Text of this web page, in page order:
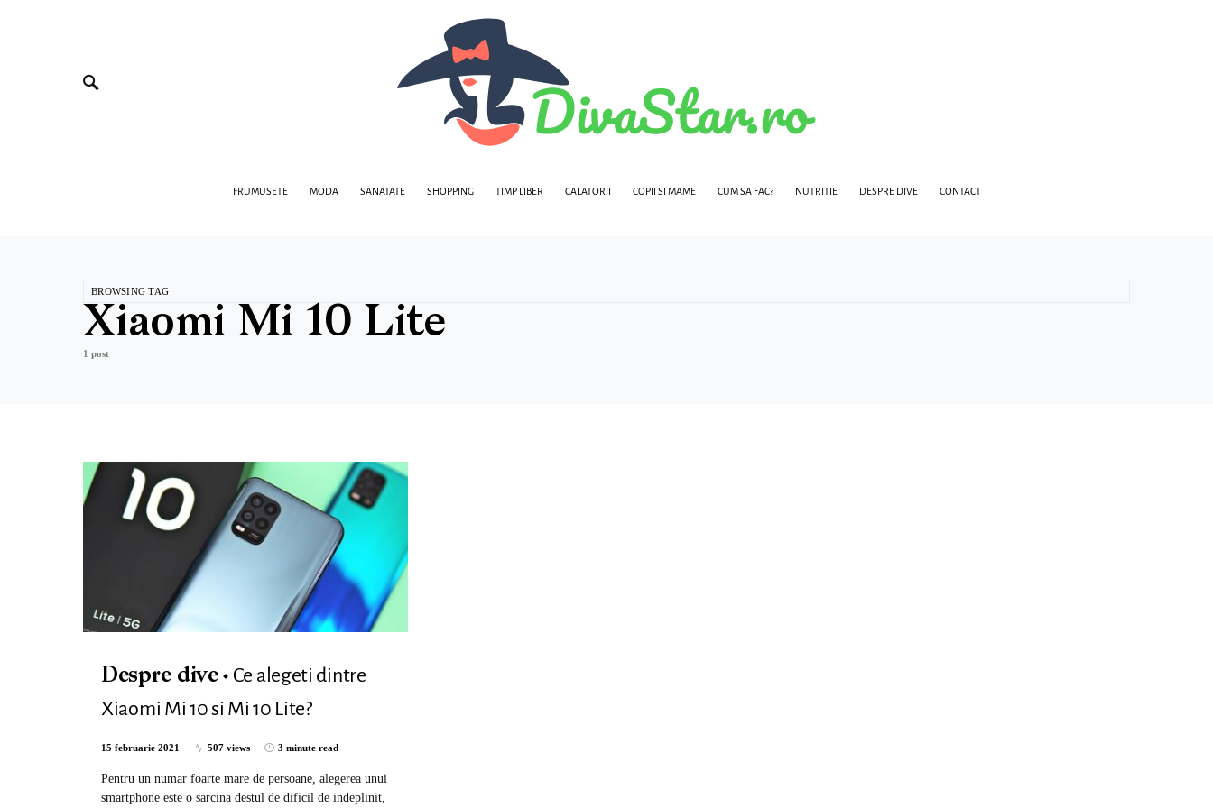
FRUMUSETE MODA SANATATE SHOPPING TIMP LIBER CALATORII COPII SI MAME CUM SA FAC? NUTRITIE DESPRE DIVE CONTACT
BROWSING TAG
Xiaomi Mi 10 Lite
1 post
Despre dive
Ce alegeti dintre
Xiaomi Mi 10 si Mi 10 Lite?
15 februarie 2021 507 views 3 minute read
Pentru un numar foarte mare de persoane, alegerea unui
smartphone este o sarcina destul de dificil de indeplinit,